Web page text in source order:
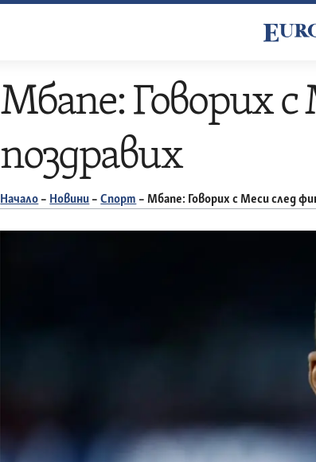
Мбапе: Говорих с
поздравих
Начало – Новини –Спорт –Мбапе: Говорих с Меси след